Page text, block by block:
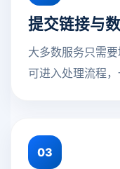
提交链接与
大多数服务只需
可进入处理流程，
03